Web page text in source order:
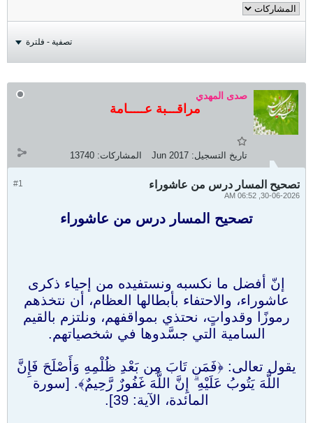
تصفية - فلترة
صدى المهدي
مراقـــبة عـــــامة
تاريخ التسجيل: Jun 2017 المشاركات: 13740
#1 تصحيح المسار درس من عاشوراء
30-06-2026, 06:52 AM
تصحيح المسار درس من عاشوراء
إنّ أفضل ما نكسبه ونستفيده من إحياء ذكرى
عاشوراء، والاحتفاء بأبطالها العظام، أن نتخذهم
رموزًا وقدواتٍ، نحتذي بمواقفهم، ونلتزم بالقيم
السامية التي جسَّدوها في شخصياتهم.
يقول تعالى: ﴿فَمَن تَابَ مِن بَعْدِ ظُلْمِهِ وَأَصْلَحَ فَإِنَّ
اللَّهَ يَتُوبُ عَلَيْهِ ۗ إِنَّ اللَّهَ غَفُورٌ رَّحِيمٌ﴾. [سورة
المائدة، الآية: 39].